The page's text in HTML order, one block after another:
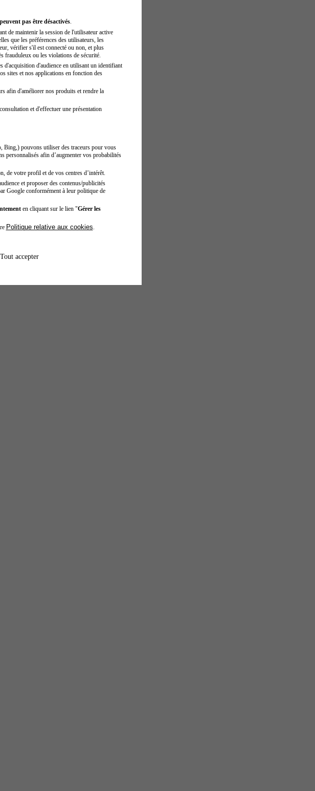
pas être désactivés.
de maintenir la session de l'utilisateur active
que les préférences des utilisateurs, les
vérifier s'il est connecté ou non, et plus
frauduleux ou les violations de sécurité.
d'acquisition d'audience en utilisant un identifiant
sites et nos applications en fonction des
afin d'améliorer nos produits et rendre la
et d'effectuer une présentation
Bing,) pouvons utiliser des traceurs pour vous
personnalisés afin d’augmenter vos probabilités
de votre profil et de vos centres d’intérêt.
et proposer des contenus/publicités
Google conformément à leur politique de
en cliquant sur le lien "Gérer les
Politique relative aux cookies
Tout accepter